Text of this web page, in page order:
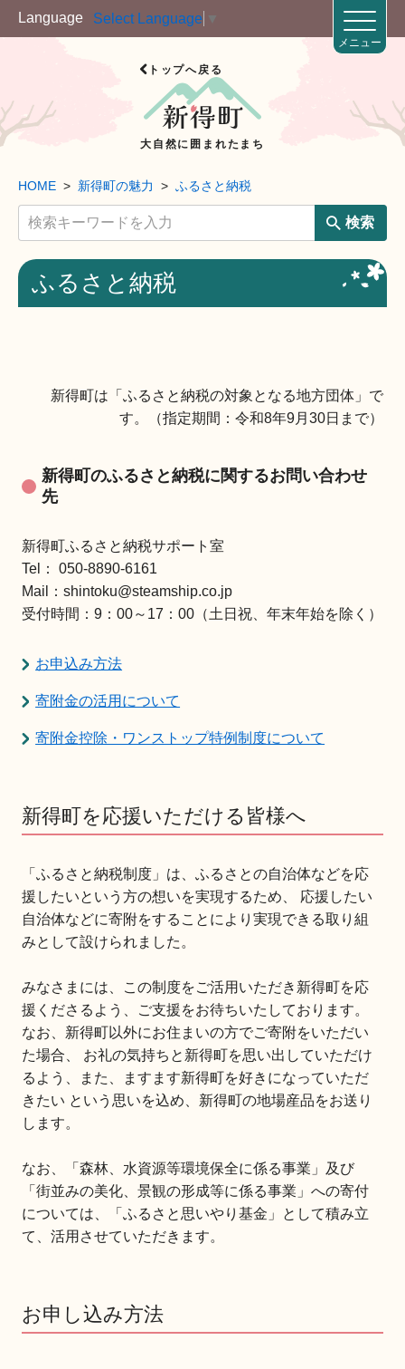
Language Select Language
トップへ戻る
大自然に囲まれたまち
メニュー
HOME 新得町の魅力 ふるさと納税
検索
ふるさと納税
新得町は「ふるさと納税の対象となる地方団体」で
す。（指定期間：令和8年9月30日まで）
新得町のふるさと納税に関するお問い合わせ
先
新得町ふるさと納税サポート室
Tel： 050-8890-6161
Mail：shintoku@steamship.co.jp
受付時間：9：00～17：00（土日祝、年末年始を除く）
お申込み方法
寄附金の活用について
寄附金控除・ワンストップ特例制度について
新得町を応援いただける皆様へ
「ふるさと納税制度」は、ふるさとの自治体などを応
援したいという方の想いを実現するため、 応援したい
自治体などに寄附をすることにより実現できる取り組
みとして設けられました。
みなさまには、この制度をご活用いただき新得町を応
援くださるよう、ご支援をお待ちいたしております。
なお、新得町以外にお住まいの方でご寄附をいただい
た場合、 お礼の気持ちと新得町を思い出していただけ
るよう、また、ますます新得町を好きになっていただ
きたい という思いを込め、新得町の地場産品をお送り
します。
なお、「森林、水資源等環境保全に係る事業」及び
「街並みの美化、景観の形成等に係る事業」への寄付
については、「ふるさと思いやり基金」として積み立
て、活用させていただきます。
お申し込み方法